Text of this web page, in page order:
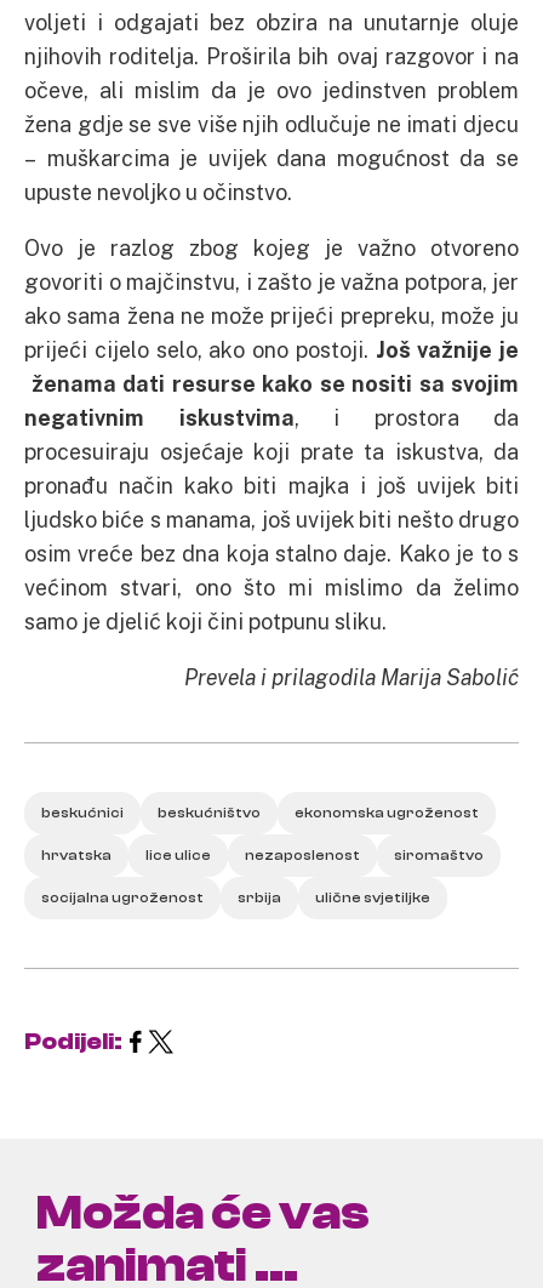
voljeti i odgajati bez obzira na unutarnje oluje
njihovih roditelja. Proširila bih ovaj razgovor i na
očeve, ali mislim da je ovo jedinstven problem
žena gdje se sve više njih odlučuje ne imati djecu
– muškarcima je uvijek dana mogućnost da se
upuste nevoljko u očinstvo.
Ovo je razlog zbog kojeg je važno otvoreno
govoriti o majčinstvu, i zašto je važna potpora, jer
ako sama žena ne može prijeći prepreku, može ju
prijeći cijelo selo, ako ono postoji. Još važnije je
ženama dati resurse kako se nositi sa svojim
negativnim iskustvima, i prostora da
procesuiraju osjećaje koji prate ta iskustva, da
pronađu način kako biti majka i još uvijek biti
ljudsko biće s manama, još uvijek biti nešto drugo
osim vreće bez dna koja stalno daje. Kako je to s
većinom stvari, ono što mi mislimo da želimo
samo je djelić koji čini potpunu sliku.
Prevela i prilagodila Marija Sabolić
beskućnici beskućništvo ekonomska ugroženost
hrvatska lice ulice nezaposlenost siromaštvo
socijalna ugroženost srbija ulične svjetiljke
Podijeli:
Možda će vas
zanimati ...